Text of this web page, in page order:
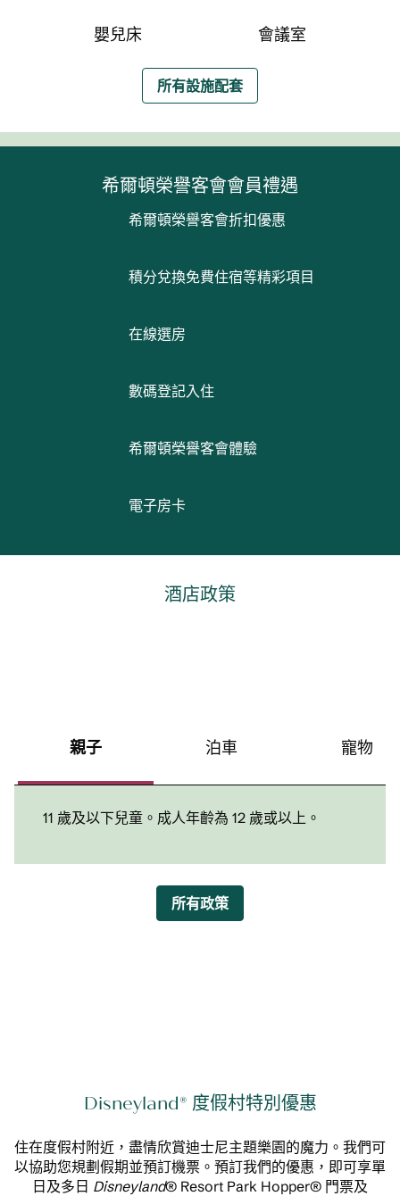
嬰兒床 會議室
所有設施配套
希爾頓榮譽客會會員禮遇
希爾頓榮譽客會折扣優惠
積分兌換免費住宿等精彩項目
在線選房
數碼登記入住
希爾頓榮譽客會體驗
電子房卡
酒店政策
親子 泊車 寵物
11 歲及以下兒童。成人年齡為 12 歲或以上。
所有政策
Disneyland® 度假村特別優惠
住在度假村附近，盡情欣賞迪士尼主題樂園的魔力。我們可
以協助您規劃假期並預訂機票。預訂我們的優惠，即可享單
日及多日 Disneyland® Resort Park Hopper® 門票及